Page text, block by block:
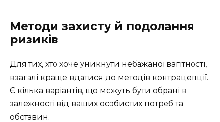
Методи захисту й подолання
ризиків
Для тих, хто хоче уникнути небажаної вагітності,
взагалі краще вдатися до методів контрацепції.
Є кілька варіантів, що можуть бути обрані в
залежності від ваших особистих потреб та
обставин.